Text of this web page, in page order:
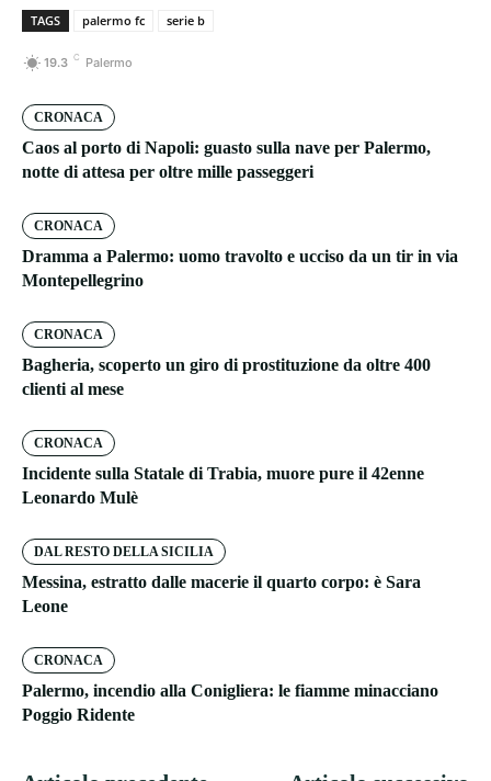
TAGS palermo fc serie b
19.3 C Palermo
CRONACA
Caos al porto di Napoli: guasto sulla nave per Palermo,
notte di attesa per oltre mille passeggeri
CRONACA
Dramma a Palermo: uomo travolto e ucciso da un tir in via
Montepellegrino
CRONACA
Bagheria, scoperto un giro di prostituzione da oltre 400
clienti al mese
CRONACA
Incidente sulla Statale di Trabia, muore pure il 42enne
Leonardo Mulè
DAL RESTO DELLA SICILIA
Messina, estratto dalle macerie il quarto corpo: è Sara
Leone
CRONACA
Palermo, incendio alla Conigliera: le fiamme minacciano
Poggio Ridente